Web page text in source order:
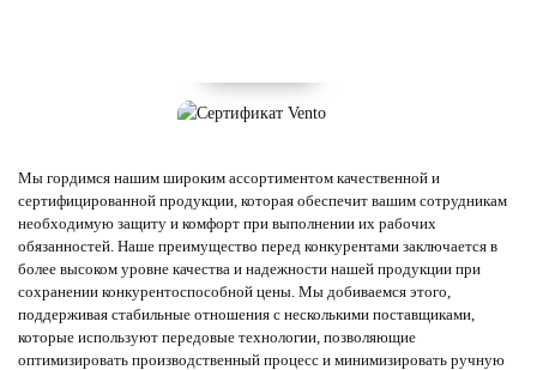
Мы гордимся нашим широким ассортиментом качественной и
сертифицированной продукции, которая обеспечит вашим сотрудникам
необходимую защиту и комфорт при выполнении их рабочих
обязанностей. Наше преимущество перед конкурентами заключается в
более высоком уровне качества и надежности нашей продукции при
сохранении конкурентоспособной цены. Мы добиваемся этого,
поддерживая стабильные отношения с несколькими поставщиками,
которые используют передовые технологии, позволяющие
оптимизировать производственный процесс и минимизировать ручную